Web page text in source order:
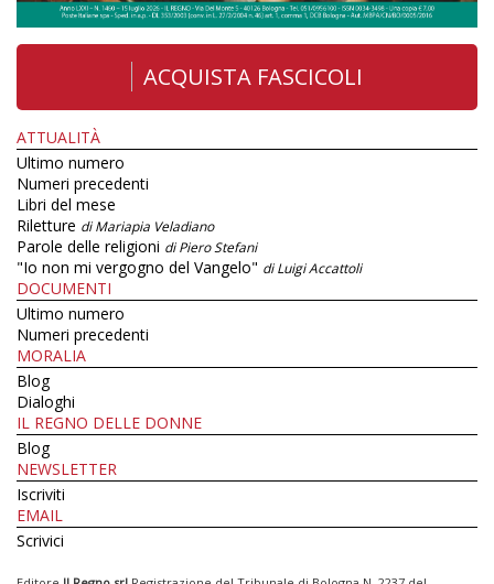
ACQUISTA FASCICOLI
ATTUALITÀ
Ultimo numero
Numeri precedenti
Libri del mese
Riletture di Mariapia Veladiano
Parole delle religioni di Piero Stefani
"Io non mi vergogno del Vangelo" di Luigi Accattoli
DOCUMENTI
Ultimo numero
Numeri precedenti
MORALIA
Blog
Dialoghi
IL REGNO DELLE DONNE
Blog
NEWSLETTER
Iscriviti
EMAIL
Scrivici